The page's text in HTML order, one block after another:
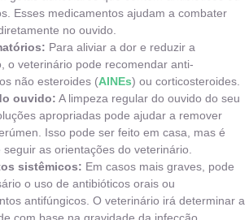
Esses medicamentos ajudam a combater
no ouvido.
Para aliviar a dor e reduzir a
o veterinário pode recomendar anti-
não esteroides (AINEs) ou corticosteroides.
ouvido: A limpeza regular do ouvido do seu
apropriadas pode ajudar a remover
Isso pode ser feito em casa, mas é
seguir as orientações do veterinário.
sistêmicos: Em casos mais graves, pode
o uso de antibióticos orais ou
antifúngicos. O veterinário irá determinar a